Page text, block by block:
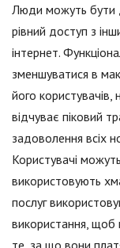
Люди можуть бути
рівний доступ з
інтернет.
зменшуватися в
його користувачів,
відчуває піковий
задоволення всіх
Користувачі
використовують
послуг
використання, щоб
те, за що вони